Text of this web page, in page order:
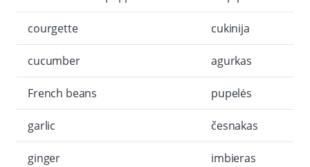
courgette cukinija
cucumber agurkas
French beans pupelės
garlic česnakas
ginger imbieras